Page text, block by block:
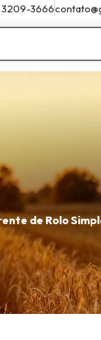
3209-3666
Komatsu
Massey
de Rolo